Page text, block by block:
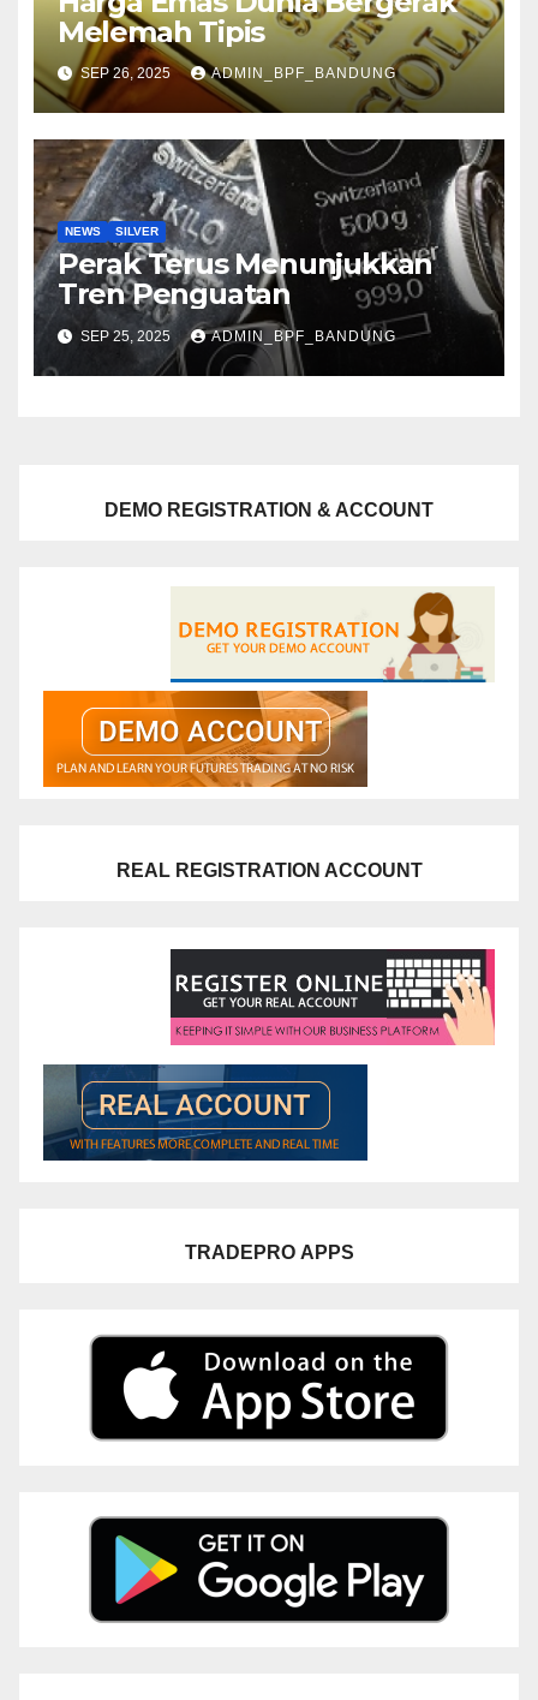
Melemah Tipis
SEP 26, 2025 ADMIN_BPF_BANDUNG
NEWS SILVER
Perak Terus Menunjukkan
Tren Penguatan
SEP 25, 2025 ADMIN_BPF_BANDUNG
DEMO REGISTRATION & ACCOUNT
REAL REGISTRATION ACCOUNT
TRADEPRO APPS